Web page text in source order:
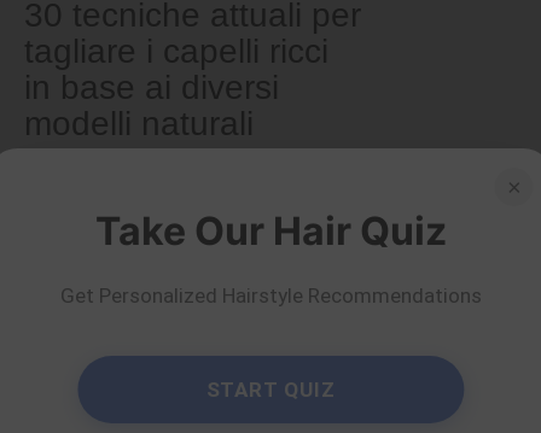
30 tecniche attuali per
tagliare i capelli ricci
in base ai diversi
modelli naturali
×
Take Our Hair Quiz
Get Personalized Hairstyle Recommendations
START QUIZ